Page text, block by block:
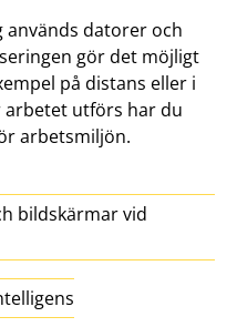
används datorer och
gör det möjligt
på distans eller i
arbetet utförs har du
arbetsmiljön.
bildskärmar vid